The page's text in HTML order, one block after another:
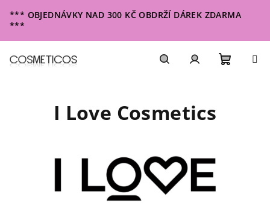
na
obsah
*** OBJEDNÁVKY NAD 300 KČ OBDRŽÍ DÁREK ZDARMA
***
I Love Cosmetics